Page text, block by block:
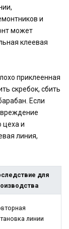
и
может
клеевая
приклеенная
скребок, сбить
Если
цеха и
линия,
для
линии